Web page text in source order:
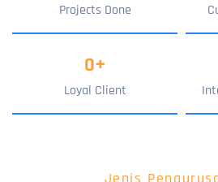
Projects Done
0+
Loyal Client